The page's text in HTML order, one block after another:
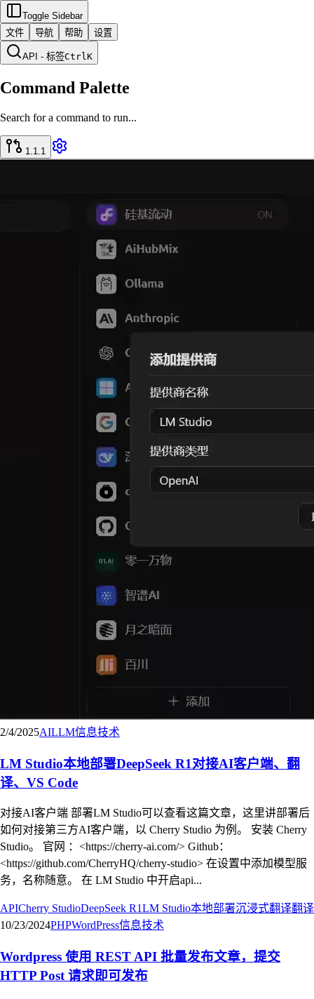
Toggle Sidebar
文件
导航 帮助 设置
API - 标签CtrlK
Command Palette
Search for a command to run...
1.1.1
2/4/2025AILLM信息技术
LM Studio本地部署DeepSeek R1对接AI客户端、翻
译、VS Code
对接AI客户端 部署LM Studio可以查看这篇文章，这里讲部署后
如何对接第三方AI客户端，以 Cherry Studio 为例。 安装 Cherry
Studio。 官网 ：<https://cherry-ai.com/> Github：
<https://github.com/CherryHQ/cherry-studio> 在设置中添加模型服
务，名称随意。 在 LM Studio 中开启api...
APICherry StudioDeepSeek R1LM Studio本地部署沉浸式翻译翻译
10/23/2024PHPWordPress信息技术
Wordpress 使用 REST API 批量发布文章，提交
HTTP Post 请求即可发布